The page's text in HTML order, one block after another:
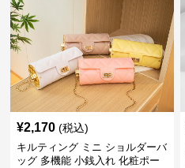
¥2,170 (税込)
キルティング ミニ ショルダーバ
ッグ 多機能 小銭入れ 化粧ポー